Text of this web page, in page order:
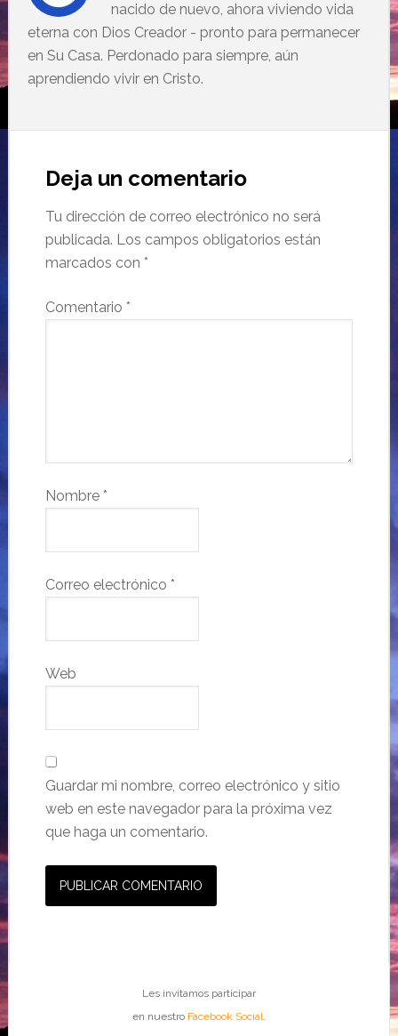
nacido de nuevo, ahora viviendo vida
eterna con Dios Creador - pronto para permanecer
en Su Casa. Perdonado para siempre, aún
aprendiendo vivir en Cristo.
Deja un comentario
Tu dirección de correo electrónico no será
publicada. Los campos obligatorios están
marcados con *
Comentario *
Nombre *
Correo electrónico *
Web
Guardar mi nombre, correo electrónico y sitio
web en este navegador para la próxima vez
que haga un comentario.
Les invitamos participar
en nuestro Facebook Social.